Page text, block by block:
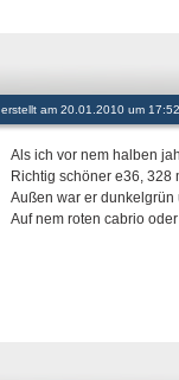
erstellt am 20.01.2010 um
Als ich vor nem halben
Richtig schöner e36, 328
Außen war er
Auf nem roten cabrio